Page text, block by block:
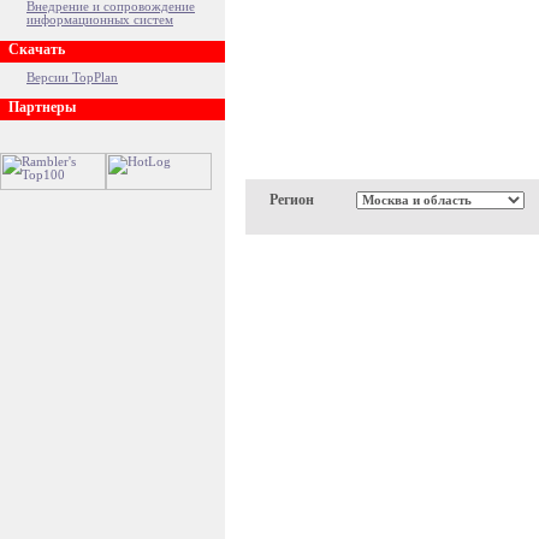
Внедрение и сопровождение
информационных систем
Скачать
Версии TopPlan
Партнеры
Регион